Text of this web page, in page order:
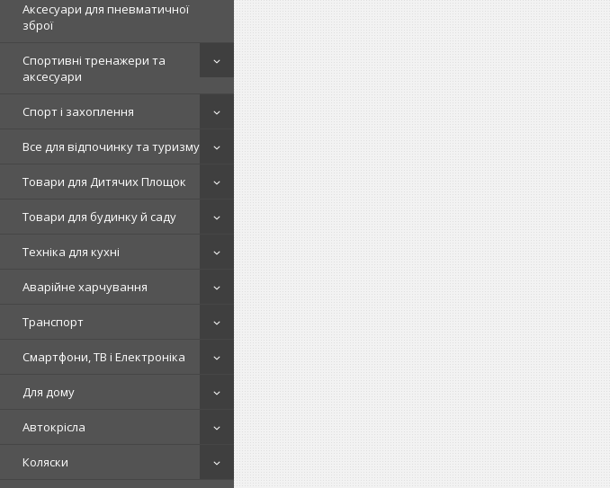
Аксесуари для пневматичної
зброї
Спортивні тренажери та
аксесуари
Спорт і захоплення
Все для відпочинку та туризму
Товари для Дитячих Площок
Товари для будинку й саду
Техніка для кухні
Аварійне харчування
Транспорт
Смартфони, ТВ і Електроніка
Для дому
Автокрісла
Коляски